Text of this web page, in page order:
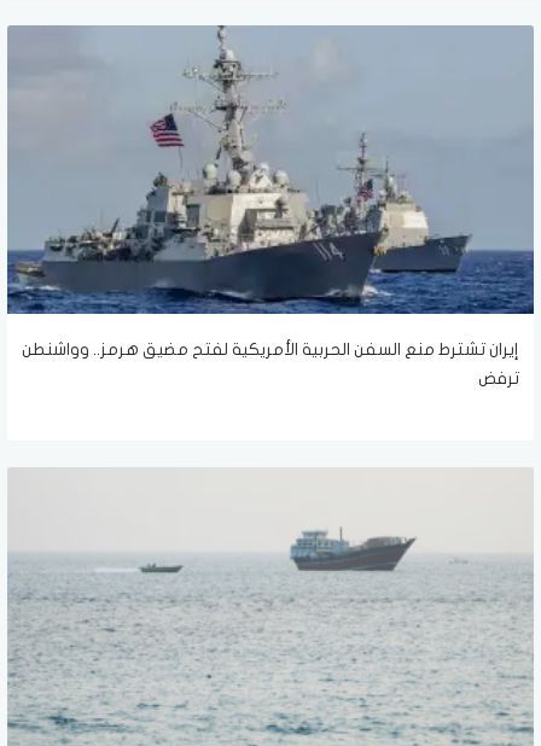
إيران تشترط منع السفن الحربية الأمريكية لفتح مضيق هرمز.. وواشنطن
ترفض